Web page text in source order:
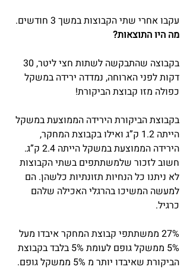
עקבו אחרי שתי הקבוצות במשך 3 חודשים.
מה היו התוצאות?
דקות לפני הארוחה, נמדדה ירידה במשקל
כפולה מזו קבוצת הביקורת!
בקבוצת הביקורת הירידה הממוצעת במשקל
הייתה 1.2 ק”ג ואילו בקבוצת המחקר,
הירידה הממוצעת במשקל הייתה 2.4 ק”ג.
חשוב לזכור שלמשתתפים בשתי הקבוצות
לא ניתנו כל הנחיות תזונתיות כלשהן. הם
למעשה המשיכו בהרגלי האכילה שלהם
כרגיל.
27% ממשתתפי קבוצת המחקר איבדו מעל
5% ממשקל גופם לעומת 5% בלבד בקבוצת
הביקורת שאיבדו יותר מ 5% ממשקל גופם.